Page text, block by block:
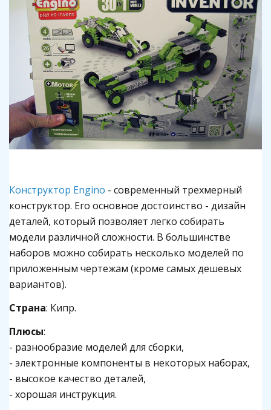
Конструктор Engino - современный трехмерный
конструктор. Его основное достоинство - дизайн
деталей, который позволяет легко собирать
модели различной сложности. В большинстве
наборов можно собирать несколько моделей по
приложенным чертежам (кроме самых дешевых
вариантов).
Страна: Кипр.
Плюсы:
- разнообразие моделей для сборки,
- электронные компоненты в некоторых наборах,
- высокое качество деталей,
- хорошая инструкция.